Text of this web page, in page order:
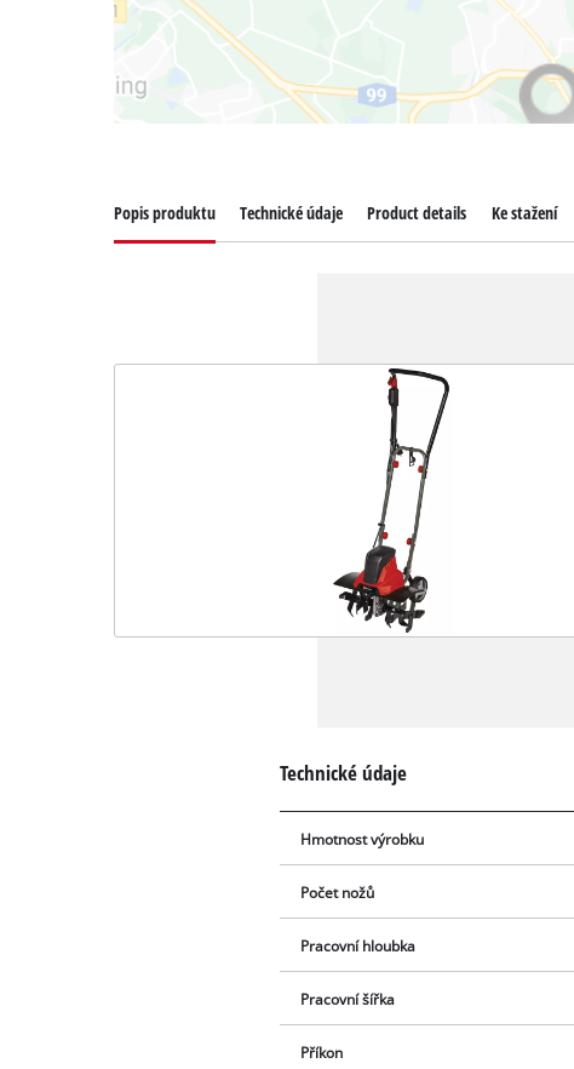
Popis produktu Technické údaje Product details Ke stažení
Technické údaje
Hmotnost výrobku
Počet nožů
Pracovní hloubka
Pracovní šířka
Příkon